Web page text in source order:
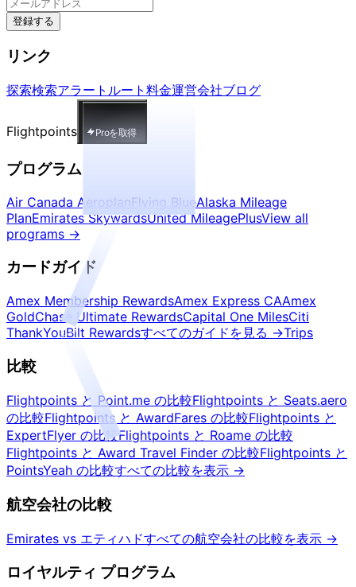
登録する
リンク
探索検索アラート ルート 料金運営会社ブログ
Flightpoints Proを取得
プログラム
Air Canada AeroplanFlying BlueAlaska Mileage
PlanEmirates SkywardsUnited MileagePlusView all
programs →
カードガイド
Amex Membership RewardsAmex Express CAAmex
GoldChase Ultimate RewardsCapital One MilesCiti
ThankYouBilt Rewardsすべてのガイドを見る →Trips
比較
Flightpoints と Point.me の比較Flightpoints と Seats.aero
の比較Flightpoints と AwardFares の比較Flightpoints と
ExpertFlyer の比較Flightpoints と Roame の比較
Flightpoints と Award Travel Finder の比較Flightpoints と
PointsYeah の比較すべての比較を表示 →
航空会社の比較
Emirates vs エティハドすべての航空会社の比較を表示 →
ロイヤルティ プログラム